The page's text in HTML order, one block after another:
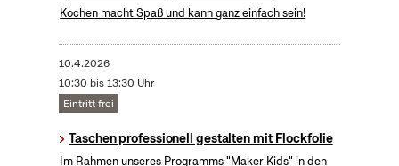
Kochen macht Spaß und kann ganz einfach sein!
10.4.2026
10:30 bis 13:30 Uhr
Eintritt frei
Taschen professionell gestalten mit Flockfolie
Im Rahmen unseres Programms "Maker Kids" in den